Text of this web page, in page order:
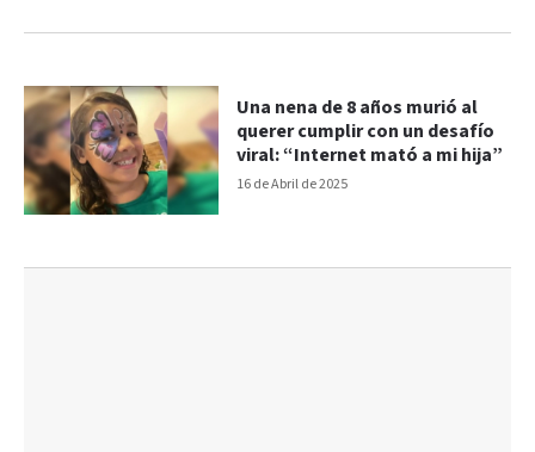
16 de Abril de 2025
Una nena de 8 años murió al
querer cumplir con un desafío
viral: “Internet mató a mi hija”